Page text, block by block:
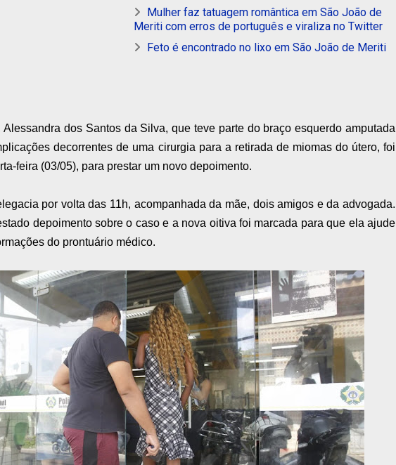
Mulher faz tatuagem romântica em São João de
Meriti com erros de português e viraliza no Twitter
Feto é encontrado no lixo em São João de Meriti
dos Santos da Silva, que teve parte do braço esquerdo amputada
decorrentes de uma cirurgia para a retirada de miomas do útero, foi
feira (03/05), para prestar um novo depoimento.
por volta das 11h, acompanhada da mãe, dois amigos e da advogada.
depoimento sobre o caso e a nova oitiva foi marcada para que ela ajude
do prontuário médico.